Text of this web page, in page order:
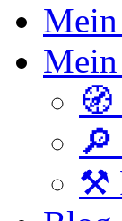
🔎
⚒️